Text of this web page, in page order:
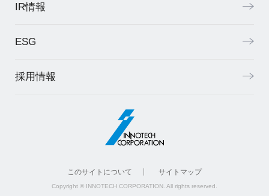
IR情報
ESG
採用情報
このサイトについて サイトマップ
Copyright © INNOTECH CORPORATION. All rights reserved.